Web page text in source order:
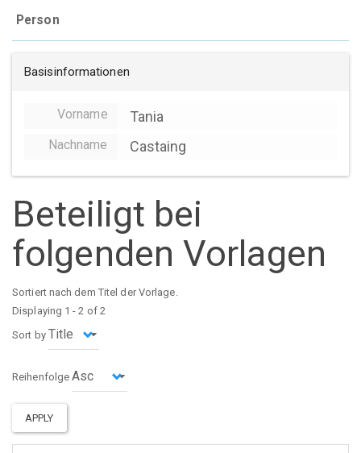
Person
Basisinformationen
Vorname Tania
Nachname Castaing
Beteiligt bei
folgenden Vorlagen
Sortiert nach dem Titel der Vorlage.
Displaying 1 - 2 of 2
Sort by
Reihenfolge
APPLY